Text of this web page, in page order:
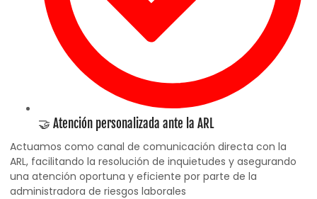
🤝 Atención personalizada ante la ARL
Actuamos como canal de comunicación directa con la
ARL, facilitando la resolución de inquietudes y asegurando
una atención oportuna y eficiente por parte de la
administradora de riesgos laborales